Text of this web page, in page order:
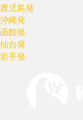
鹿児島発
沖縄発
函館発
仙台発
岩手発